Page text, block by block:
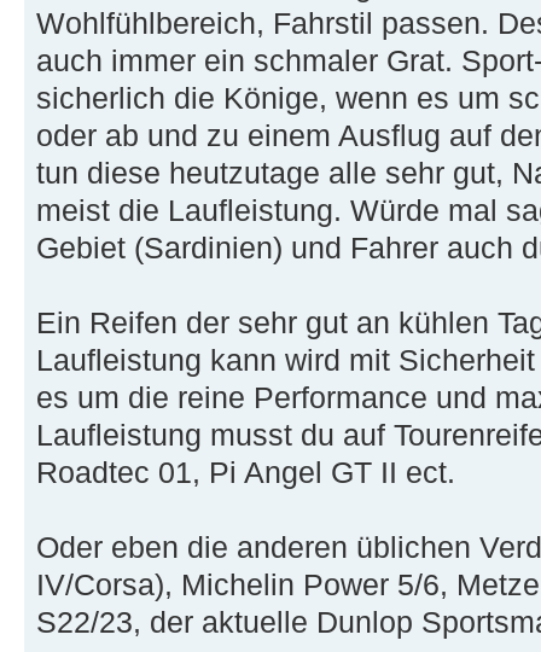
Wohlfühlbereich, Fahrstil passen.
auch immer ein schmaler Grat.
sicherlich die Könige, wenn es um
oder ab und zu einem Ausflug auf
tun diese heutzutage alle sehr gut,
meist die Laufleistung. Würde mal
Gebiet (Sardinien) und Fahrer auch
Ein Reifen der sehr gut an kühlen
Laufleistung kann wird mit
es um die reine Performance und
Laufleistung musst du auf
Roadtec 01, Pi Angel GT II ect.
Oder eben die anderen üblichen
IV/Corsa), Michelin Power 5/6,
S22/23, der aktuelle Dunlop